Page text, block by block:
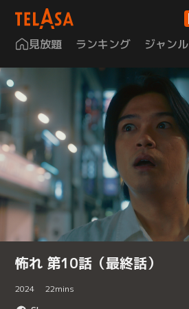
見放題 ランキング ジャンル
怖れ 第10話（最終話）
2024 22mins